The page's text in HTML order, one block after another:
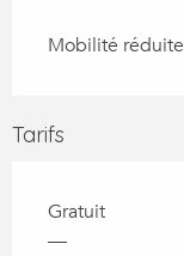
Mobilité réduite
Tarifs
Gratuit
—